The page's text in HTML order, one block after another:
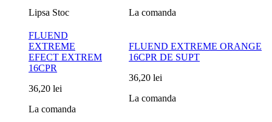
Lipsa Stoc
La comanda
FLUEND
EXTREME
EFECT EXTREM
16CPR
36,20 lei
La comanda
FLUEND EXTREME ORANGE
16CPR DE SUPT
36,20 lei
La comanda